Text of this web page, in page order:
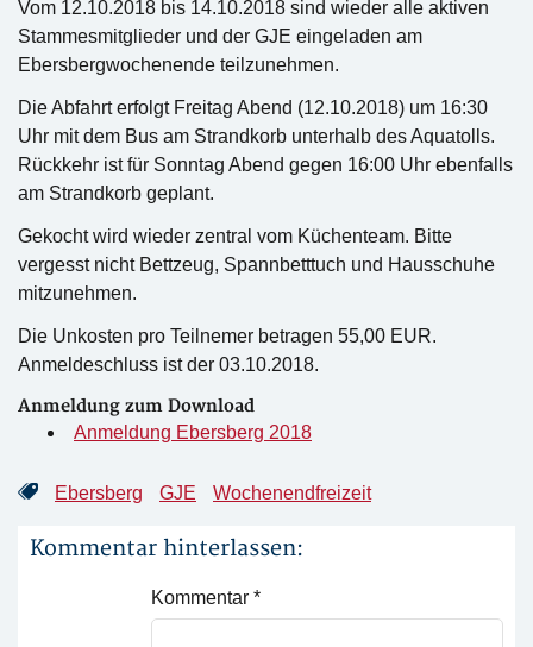
Vom 12.10.2018 bis 14.10.2018 sind wieder alle aktiven
Stammesmitglieder und der GJE eingeladen am
Ebersbergwochenende teilzunehmen.
Die Abfahrt erfolgt Freitag Abend (12.10.2018) um 16:30
Uhr mit dem Bus am Strandkorb unterhalb des Aquatolls.
Rückkehr ist für Sonntag Abend gegen 16:00 Uhr ebenfalls
am Strandkorb geplant.
Gekocht wird wieder zentral vom Küchenteam. Bitte
vergesst nicht Bettzeug, Spannbetttuch und Hausschuhe
mitzunehmen.
Die Unkosten pro Teilnemer betragen 55,00 EUR.
Anmeldeschluss ist der 03.10.2018.
Anmeldung zum Download
Anmeldung Ebersberg 2018
Ebersberg GJE Wochenendfreizeit
Kommentar hinterlassen:
Kommentar *